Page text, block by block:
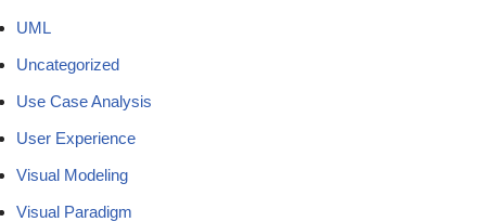
UML
Uncategorized
Use Case Analysis
User Experience
Visual Modeling
Visual Paradigm